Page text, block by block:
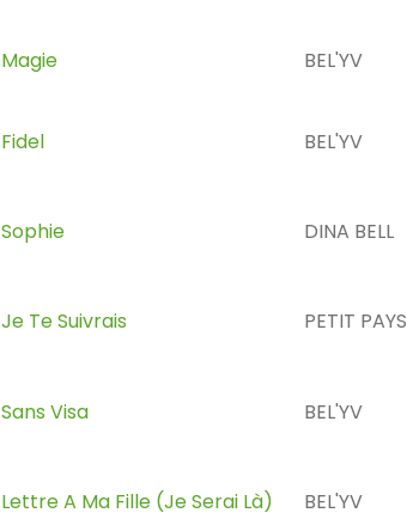
Magie BEL'YV
Fidel BEL'YV
Sophie DINA BELL
Je Te Suivrais PETIT PAYS
Sans Visa BEL'YV
Lettre A Ma Fille (Je Serai Là) BEL'YV